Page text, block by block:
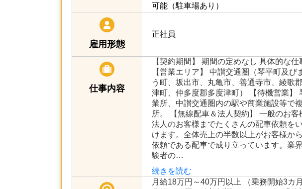
可能（駐車場あり）
雇用形態
正社員
仕事内容
【契約期間】 期間の定めなし 具体的な仕
【営業エリア】 中讃交通圏（琴平町及び
う町、坂出市、丸亀市、善通寺市、綾歌
津町、仲多度郡多度津町） 【待機営業】
業所、中讃交通圏内の駅や商業施設等で
所。 【無線配車＆法人契約】 一般のお客
法人のお客様までたくさんの配車依頼を
けます。全体売上の半数以上がお客様か
依頼である配車で成り立っています。業
験者の…
続きを読む
月給18万円～40万円以上 （乗務開始3カ